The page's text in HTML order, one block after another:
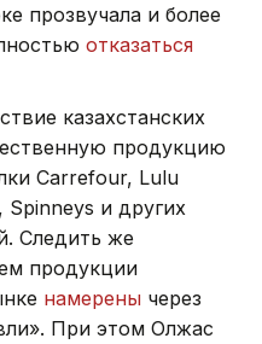
прозвучала и более
отказаться
казахстанских
продукцию
Carrefour, Lulu
и других
Следить же
продукции
намерены через
При этом Олжас